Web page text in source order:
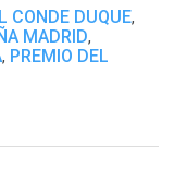
CONDE DUQUE,
MADRID,
, PREMIO DEL